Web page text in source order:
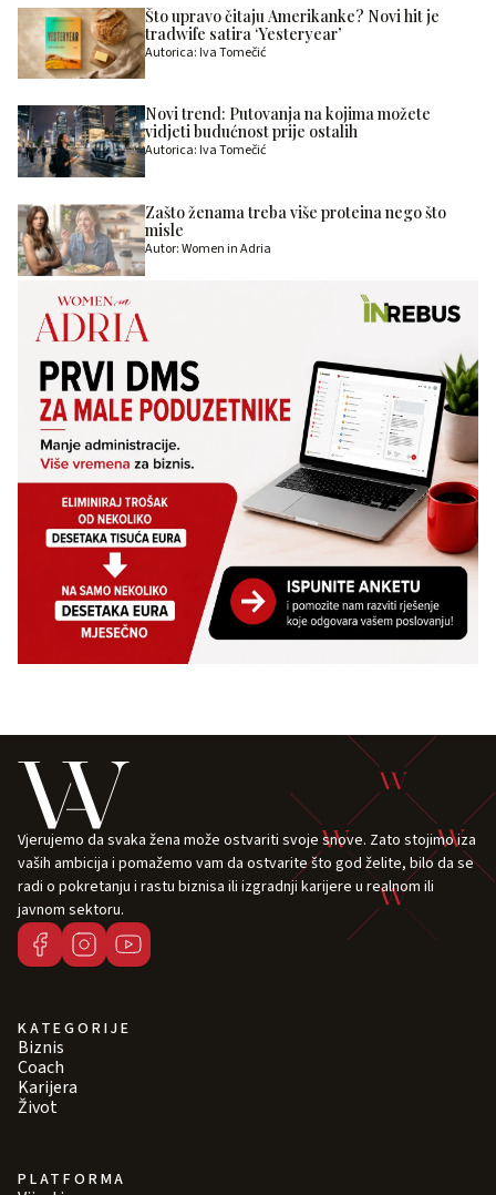
Što upravo čitaju Amerikanke? Novi hit je
tradwife satira ‘Yesteryear’
Autorica: Iva Tomečić
Novi trend: Putovanja na kojima možete
vidjeti budućnost prije ostalih
Autorica: Iva Tomečić
Zašto ženama treba više proteina nego što
misle
Autor: Women in Adria
Vjerujemo da svaka žena može ostvariti svoje snove. Zato stojimo iza
vaših ambicija i pomažemo vam da ostvarite što god želite, bilo da se
radi o pokretanju i rastu biznisa ili izgradnji karijere u realnom ili
javnom sektoru.
KATEGORIJE
Biznis
Coach
Karijera
Život
PLATFORMA